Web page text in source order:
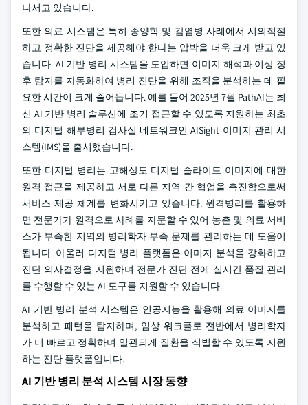
나서고 있습니다.
또한 의료 시스템은 특히 종양학 및 감염병 사례에서 시의적절
하고 정확한 진단을 제공해야 한다는 압박을 더욱 크게 받고 있
습니다. AI 기반 병리 시스템을 도입하면 이미지 해석과 이상 징
후 탐지를 자동화하여 병리 진단을 위해 조직을 분석하는 데 필
요한 시간이 크게 줄어듭니다. 예를 들어 2025년 7월 PathAI는 최
신 AI 기반 병리 솔루션에 조기 접근할 수 있도록 지원하는 최초
의 디지털 해부병리 검사실 네트워크인 AISight 이미지 관리 시
스템(IMS)을 출시했습니다.
또한 디지털 병리는 고해상도 디지털 슬라이드 이미지에 대한
원격 접근을 제공하고 서로 다른 지역 간 협업을 촉진함으로써
서비스 제공 체계를 변화시키고 있습니다. 원격병리를 활용하
면 전문가가 원격으로 사례를 자문할 수 있어 농촌 및 의료 서비
스가 부족한 지역의 병리학자 부족 문제를 관리하는 데 도움이
됩니다. 아울러 디지털 병리 플랫폼은 이미지 분석을 강화하고
진단 의사결정을 지원하며 전문가 진단 전에 실시간 품질 관리
를 수행할 수 있는 AI 도구를 지원할 수 있습니다.
AI 기반 병리 분석 시스템은 인공지능을 활용해 의료 이미지를
분석하고 패턴을 탐지하며, 임상 워크플로 전반에서 병리학자
가 더 빠르고 정확하며 일관되게 질환을 식별할 수 있도록 지원
하는 진단 플랫폼입니다.
AI 기반 병리 분석 시스템 시장 동향